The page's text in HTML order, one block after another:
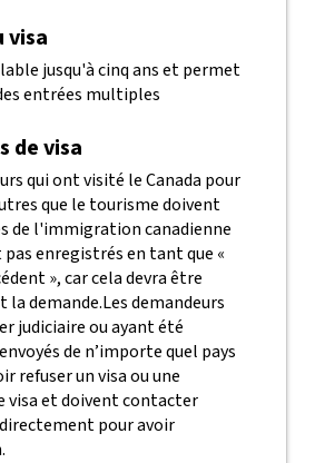
visa
jusqu'à cinq ans et permet
entrées multiples
de visa
qui ont visité le Canada pour
que le tourisme doivent
de l'immigration canadienne
enregistrés en tant que «
», car cela devra être
la demande.Les demandeurs
judiciaire ou ayant été
de n’importe quel pays
refuser un visa ou une
visa et doivent contacter
directement pour avoir